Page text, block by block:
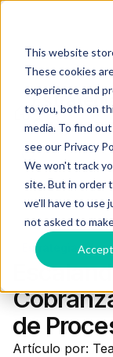
This website
These cookies
experience and
to you, both on
media. To find
see our Privacy
We won't track
site. But in order
we'll have to use
not asked to
Accept
Estrategias de
de
Artículo por: